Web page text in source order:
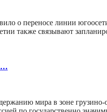
о переносе линии
связывают
мира в зоне грузино-